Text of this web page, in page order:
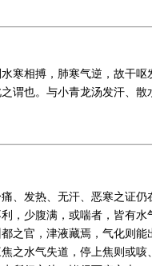
寒相搏，肺寒气逆，故干
谓也。与小青龙汤发汗、
、发热、无汗、恶寒之证
，少腹满，或喘者，皆有
之官，津液藏焉，气化则
之水气失道，停上焦则或